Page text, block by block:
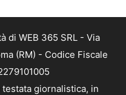
di WEB 365 SRL - Via
(RM) - Codice Fiscale
giornalistica, in